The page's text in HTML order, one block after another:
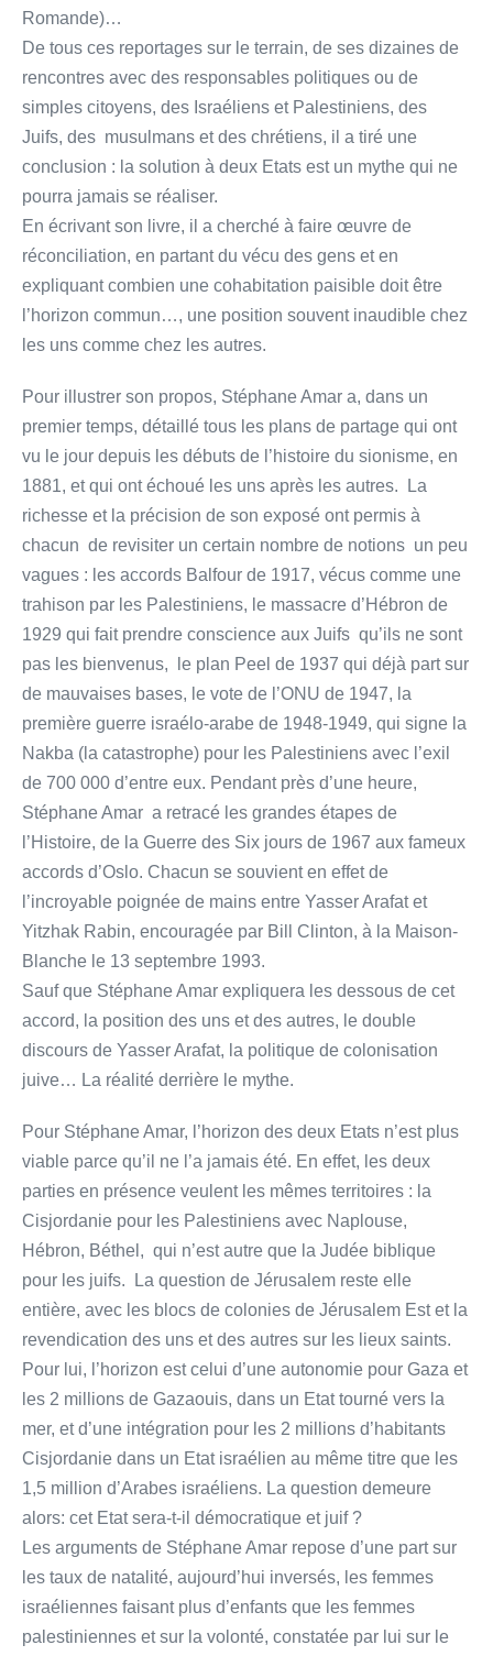
Romande)…
De tous ces reportages sur le terrain, de ses dizaines de
rencontres avec des responsables politiques ou de
simples citoyens, des Israéliens et Palestiniens, des
Juifs, des musulmans et des chrétiens, il a tiré une
conclusion : la solution à deux Etats est un mythe qui ne
pourra jamais se réaliser.
En écrivant son livre, il a cherché à faire œuvre de
réconciliation, en partant du vécu des gens et en
expliquant combien une cohabitation paisible doit être
l’horizon commun…, une position souvent inaudible chez
les uns comme chez les autres.
Pour illustrer son propos, Stéphane Amar a, dans un
premier temps, détaillé tous les plans de partage qui ont
vu le jour depuis les débuts de l’histoire du sionisme, en
1881, et qui ont échoué les uns après les autres. La
richesse et la précision de son exposé ont permis à
chacun de revisiter un certain nombre de notions un peu
vagues : les accords Balfour de 1917, vécus comme une
trahison par les Palestiniens, le massacre d’Hébron de
1929 qui fait prendre conscience aux Juifs qu’ils ne sont
pas les bienvenus, le plan Peel de 1937 qui déjà part sur
de mauvaises bases, le vote de l’ONU de 1947, la
première guerre israélo-arabe de 1948-1949, qui signe la
Nakba (la catastrophe) pour les Palestiniens avec l’exil
de 700 000 d’entre eux. Pendant près d’une heure,
Stéphane Amar a retracé les grandes étapes de
l’Histoire, de la Guerre des Six jours de 1967 aux fameux
accords d’Oslo. Chacun se souvient en effet de
l’incroyable poignée de mains entre Yasser Arafat et
Yitzhak Rabin, encouragée par Bill Clinton, à la Maison-
Blanche le 13 septembre 1993.
Sauf que Stéphane Amar expliquera les dessous de cet
accord, la position des uns et des autres, le double
discours de Yasser Arafat, la politique de colonisation
juive… La réalité derrière le mythe.
Pour Stéphane Amar, l’horizon des deux Etats n’est plus
viable parce qu’il ne l’a jamais été. En effet, les deux
parties en présence veulent les mêmes territoires : la
Cisjordanie pour les Palestiniens avec Naplouse,
Hébron, Béthel, qui n’est autre que la Judée biblique
pour les juifs. La question de Jérusalem reste elle
entière, avec les blocs de colonies de Jérusalem Est et la
revendication des uns et des autres sur les lieux saints.
Pour lui, l’horizon est celui d’une autonomie pour Gaza et
les 2 millions de Gazaouis, dans un Etat tourné vers la
mer, et d’une intégration pour les 2 millions d’habitants
Cisjordanie dans un Etat israélien au même titre que les
1,5 million d’Arabes israéliens. La question demeure
alors: cet Etat sera-t-il démocratique et juif ?
Les arguments de Stéphane Amar repose d’une part sur
les taux de natalité, aujourd’hui inversés, les femmes
israéliennes faisant plus d’enfants que les femmes
palestiniennes et sur la volonté, constatée par lui sur le